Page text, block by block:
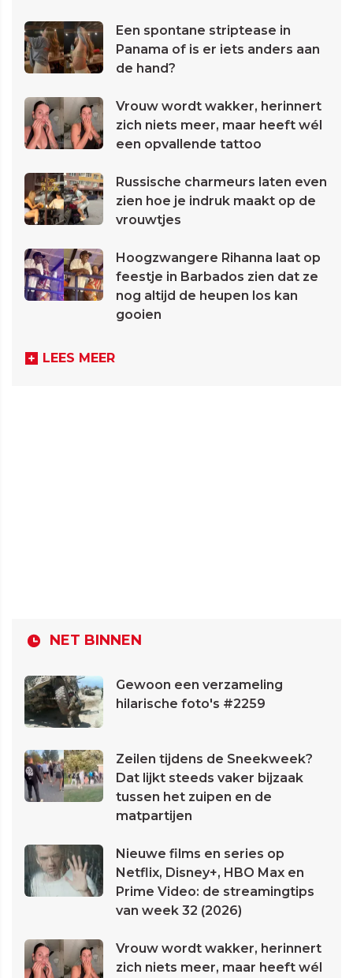
Een spontane striptease in
Panama of is er iets anders aan
de hand?
Vrouw wordt wakker, herinnert
zich niets meer, maar heeft wél
een opvallende tattoo
Russische charmeurs laten even
zien hoe je indruk maakt op de
vrouwtjes
Hoogzwangere Rihanna laat op
feestje in Barbados zien dat ze
nog altijd de heupen los kan
gooien
LEES MEER
NET BINNEN
Gewoon een verzameling
hilarische foto's #2259
Zeilen tijdens de Sneekweek?
Dat lijkt steeds vaker bijzaak
tussen het zuipen en de
matpartijen
Nieuwe films en series op
Netflix, Disney+, HBO Max en
Prime Video: de streamingtips
van week 32 (2026)
Vrouw wordt wakker, herinnert
zich niets meer, maar heeft wél